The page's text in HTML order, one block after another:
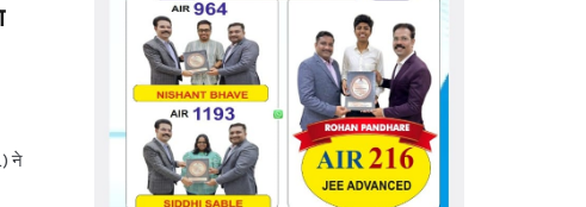
ने